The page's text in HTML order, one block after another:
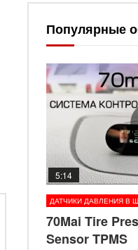
Популярные
5:14
ДАТЧИКИ ДАВЛЕНИЯ В
70Mai Tire
Sensor TPMS